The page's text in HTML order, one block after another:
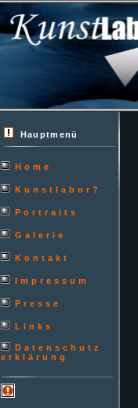
Hauptmenü
Home
Kunstlabor?
Portraits
Galerie
Kontakt
Impressum
Presse
Links
Datenschutz
erklärung